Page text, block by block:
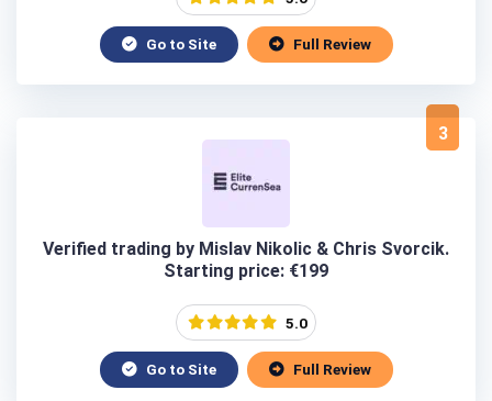
Go to Site Full Review
3
Verified trading by Mislav Nikolic & Chris Svorcik.
Starting price: €199
5.0
Go to Site Full Review